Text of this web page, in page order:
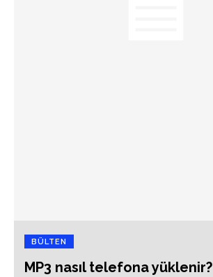
BÜLTEN
MP3 nasıl telefona yüklenir?